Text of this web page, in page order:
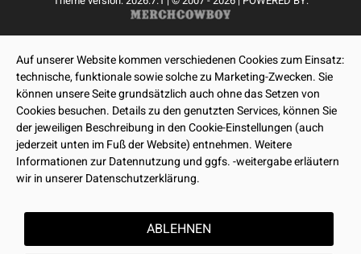
Auf unserer Website kommen verschiedenen Cookies zum Einsatz:
technische, funktionale sowie solche zu Marketing-Zwecken. Sie
können unsere Seite grundsätzlich auch ohne das Setzen von
Cookies besuchen. Details zu den genutzten Services, können Sie
der jeweiligen Beschreibung in den Cookie-Einstellungen (auch
jederzeit unten im Fuß der Website) entnehmen. Weitere
Informationen zur Datennutzung und ggfs. -weitergabe erläutern
wir in unserer Datenschutzerklärung.
ABLEHNEN